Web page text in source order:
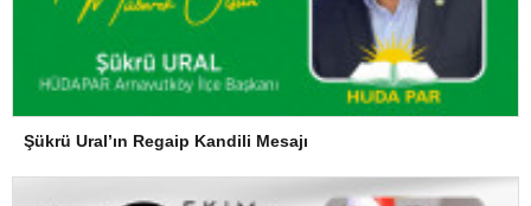
Şükrü Ural’ın Regaip Kandili Mesajı